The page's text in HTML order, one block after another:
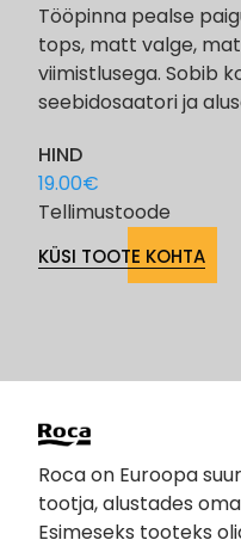
Tööpinna pealse
tops, matt valge,
viimistlusega. Sobib
seebidosaatori ja
HIND
19.00€
Tellimustoode
KÜSI TOOTE KOHTA
Roca on Euroopa
tootja, alustades
Esimeseks tooteks